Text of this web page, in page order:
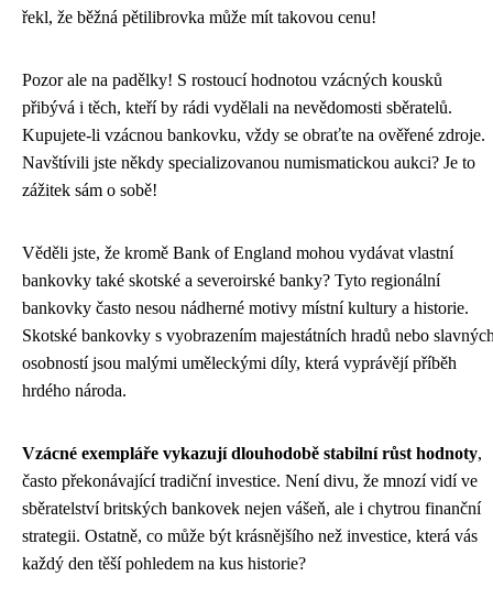
řekl, že běžná pětilibrovka může mít takovou cenu!
Pozor ale na padělky! S rostoucí hodnotou vzácných kousků
přibývá i těch, kteří by rádi vydělali na nevědomosti sběratelů.
Kupujete-li vzácnou bankovku, vždy se obraťte na ověřené zdroje.
Navštívili jste někdy specializovanou numismatickou aukci? Je to
zážitek sám o sobě!
Věděli jste, že kromě Bank of England mohou vydávat vlastní
bankovky také skotské a severoirské banky? Tyto regionální
bankovky často nesou nádherné motivy místní kultury a historie.
Skotské bankovky s vyobrazením majestátních hradů nebo
osobností jsou malými uměleckými díly, která vyprávějí příběh
hrdého národa.
Vzácné exempláře vykazují dlouhodobě stabilní růst hodnoty,
často překonávající tradiční investice. Není divu, že mnozí vidí ve
sběratelství britských bankovek nejen vášeň, ale i chytrou finanční
strategii. Ostatně, co může být krásnějšího než investice, která vás
každý den těší pohledem na kus historie?